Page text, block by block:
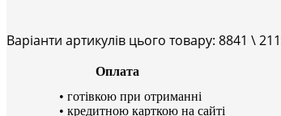
Варіанти артикулів цього товару: 8841 \
Оплата
• готівкою при отриманні
• кредитною карткою на сайті